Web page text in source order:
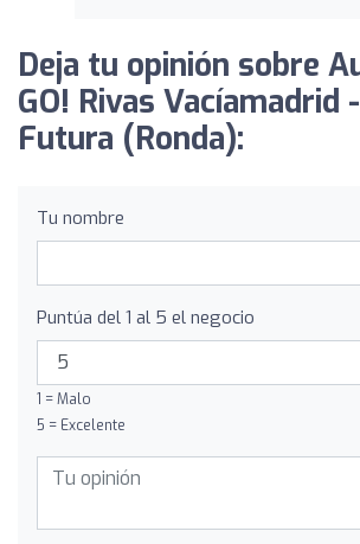
Deja tu opinión sobre
GO! Rivas Vacíamadrid
Futura (Ronda):
Tu nombre
Puntúa del 1 al 5 el negocio
1 = Malo
5 = Excelente